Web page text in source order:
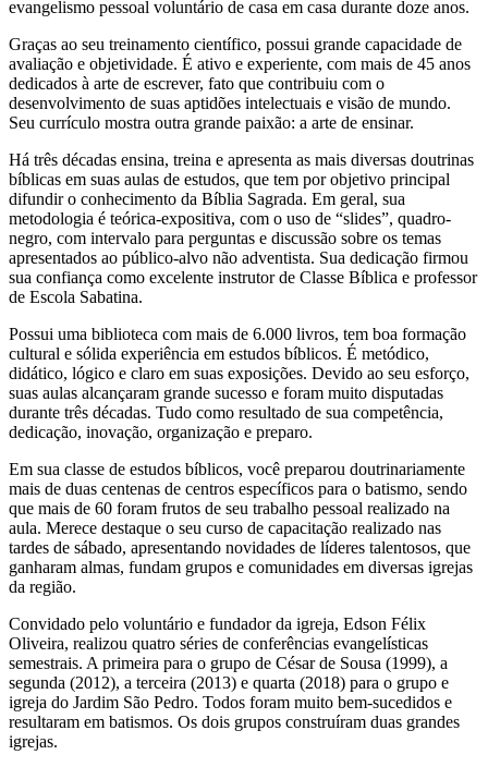
evangelismo pessoal voluntário de casa em casa durante doze anos.
Graças ao seu treinamento científico, possui grande capacidade de
avaliação e objetividade. É ativo e experiente, com mais de 45 anos
dedicados à arte de escrever, fato que contribuiu com o
desenvolvimento de suas aptidões intelectuais e visão de mundo.
Seu currículo mostra outra grande paixão: a arte de ensinar.
Há três décadas ensina, treina e apresenta as mais diversas doutrinas
bíblicas em suas aulas de estudos, que tem por objetivo principal
difundir o conhecimento da Bíblia Sagrada. Em geral, sua
metodologia é teórica-expositiva, com o uso de “slides”, quadro-
negro, com intervalo para perguntas e discussão sobre os temas
apresentados ao público-alvo não adventista. Sua dedicação firmou
sua confiança como excelente instrutor de Classe Bíblica e professor
de Escola Sabatina.
Possui uma biblioteca com mais de 6.000 livros, tem boa formação
cultural e sólida experiência em estudos bíblicos. É metódico,
didático, lógico e claro em suas exposições. Devido ao seu esforço,
suas aulas alcançaram grande sucesso e foram muito disputadas
durante três décadas. Tudo como resultado de sua competência,
dedicação, inovação, organização e preparo.
Em sua classe de estudos bíblicos, você preparou doutrinariamente
mais de duas centenas de centros específicos para o batismo, sendo
que mais de 60 foram frutos de seu trabalho pessoal realizado na
aula. Merece destaque o seu curso de capacitação realizado nas
tardes de sábado, apresentando novidades de líderes talentosos, que
ganharam almas, fundam grupos e comunidades em diversas igrejas
da região.
Convidado pelo voluntário e fundador da igreja, Edson Félix
Oliveira, realizou quatro séries de conferências evangelísticas
semestrais. A primeira para o grupo de César de Sousa (1999), a
segunda (2012), a terceira (2013) e quarta (2018) para o grupo e
igreja do Jardim São Pedro. Todos foram muito bem-sucedidos e
resultaram em batismos. Os dois grupos construíram duas grandes
igrejas.